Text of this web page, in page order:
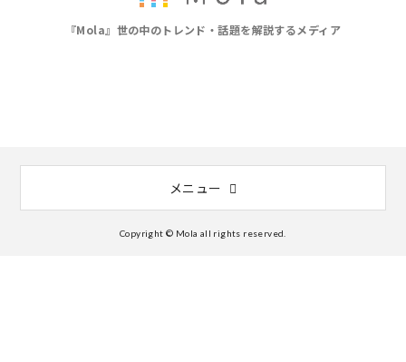
『Mola』世の中のトレンド・話題を解説するメディア
メニュー
Copyright © Mola all rights reserved.